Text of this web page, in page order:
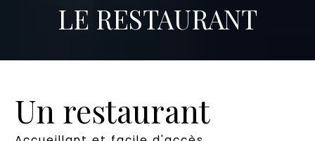
LE RESTAURANT
Un restaurant